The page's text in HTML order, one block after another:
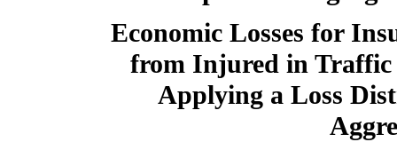
Economic Losses for
from Injured in Traffic
Applying a Loss